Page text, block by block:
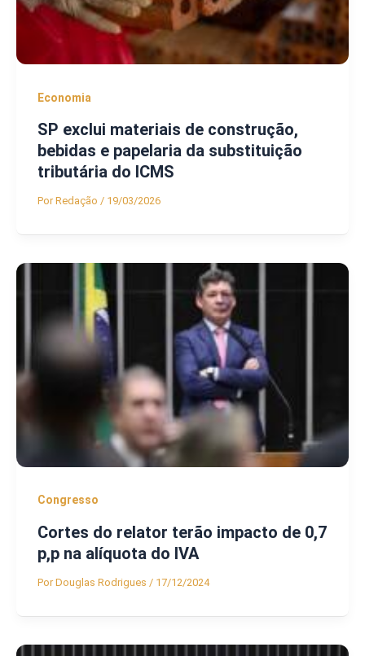
Economia
SP exclui materiais de construção,
bebidas e papelaria da substituição
tributária do ICMS
PorRedação / 19/03/2026
Congresso
Cortes do relator terão impacto de 0,7
p,p na alíquota do IVA
PorDouglas Rodrigues / 17/12/2024